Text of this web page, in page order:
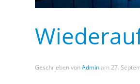
Geschrieben vonAdminam 27.